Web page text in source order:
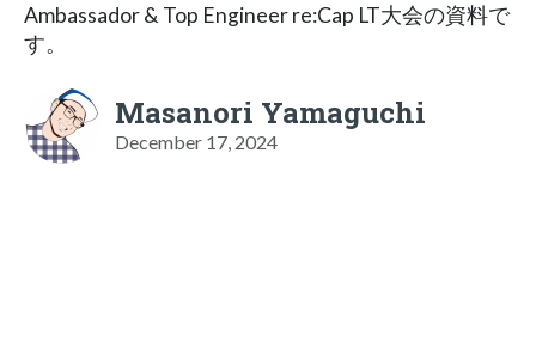
Ambassador & Top Engineer re:Cap LT大会の資料で
す。
Masanori Yamaguchi
December 17, 2024